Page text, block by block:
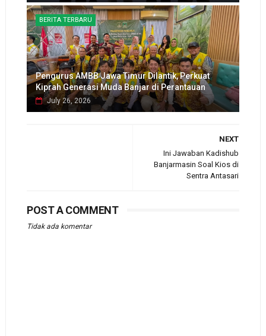
BERITA TERBARU
Pengurus AMBB Jawa Timur Dilantik, Perkuat
Kiprah Generasi Muda Banjar di Perantauan
July 26, 2026
NEXT
Ini Jawaban Kadishub
Banjarmasin Soal Kios di
Sentra Antasari
POST A COMMENT
Tidak ada komentar